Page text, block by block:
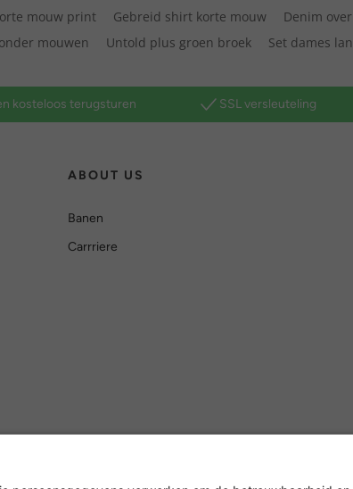
mouw print Gebreid shirt korte mouw Denim
mouwen Untold plus groen broek Set dames
kosteloos terugsturen SSL versleuteling
ABOUT US
Banen
Carrriere